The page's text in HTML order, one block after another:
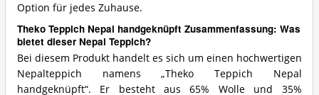
Option für jedes Zuhause.
Theko Teppich Nepal handgeknüpft Zusammenfassung: Was
bietet dieser Nepal Teppich?
Bei diesem Produkt handelt es sich um einen hochwertigen
Nepalteppich namens „Theko Teppich Nepal
handgeknüpft“. Er besteht aus 65% Wolle und 35%